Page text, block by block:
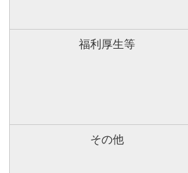
福利厚生等
その他